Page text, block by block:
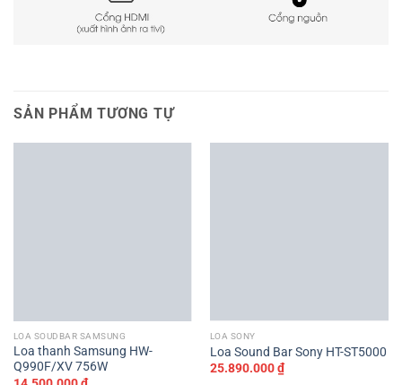
SẢN PHẨM TƯƠNG TỰ
LOA SOUDBAR SAMSUNG
Loa thanh Samsung HW-
Q990F/XV 756W
LOA SONY
Loa Sound Bar Sony HT-ST5000
25.890.000₫